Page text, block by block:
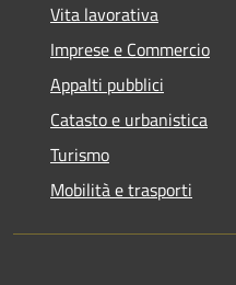
Vita lavorativa
Imprese e Commercio
Appalti pubblici
Catasto e urbanistica
Turismo
Mobilità e trasporti